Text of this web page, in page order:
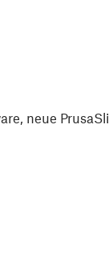
neue